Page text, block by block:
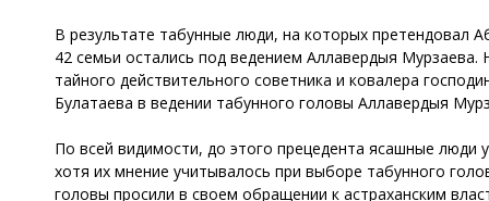
В результате табунные люди, на которых претендовал
42 семьи остались под ведением Аллавердыя Мурзаева.
тайного действительного советника и ковалера
Булатаева в ведении табунного головы Аллавердыя
По всей видимости, до этого прецедента ясашные
хотя их мнение учитывалось при выборе табунного
головы просили в своем обращении к астраханским